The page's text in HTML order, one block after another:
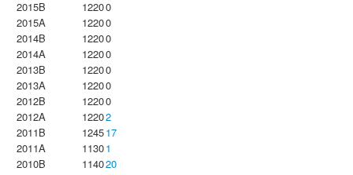
2015B
12200
2015A
12200
2014B
12200
2014A
12200
2013B
12200
2013A
12200
2012B
12200
2012A
12202
2011B
124517
2011A
11301
2010B
114020